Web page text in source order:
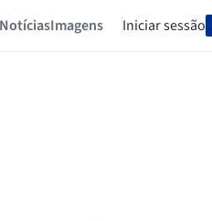
NotíciasImagens Iniciar sessão